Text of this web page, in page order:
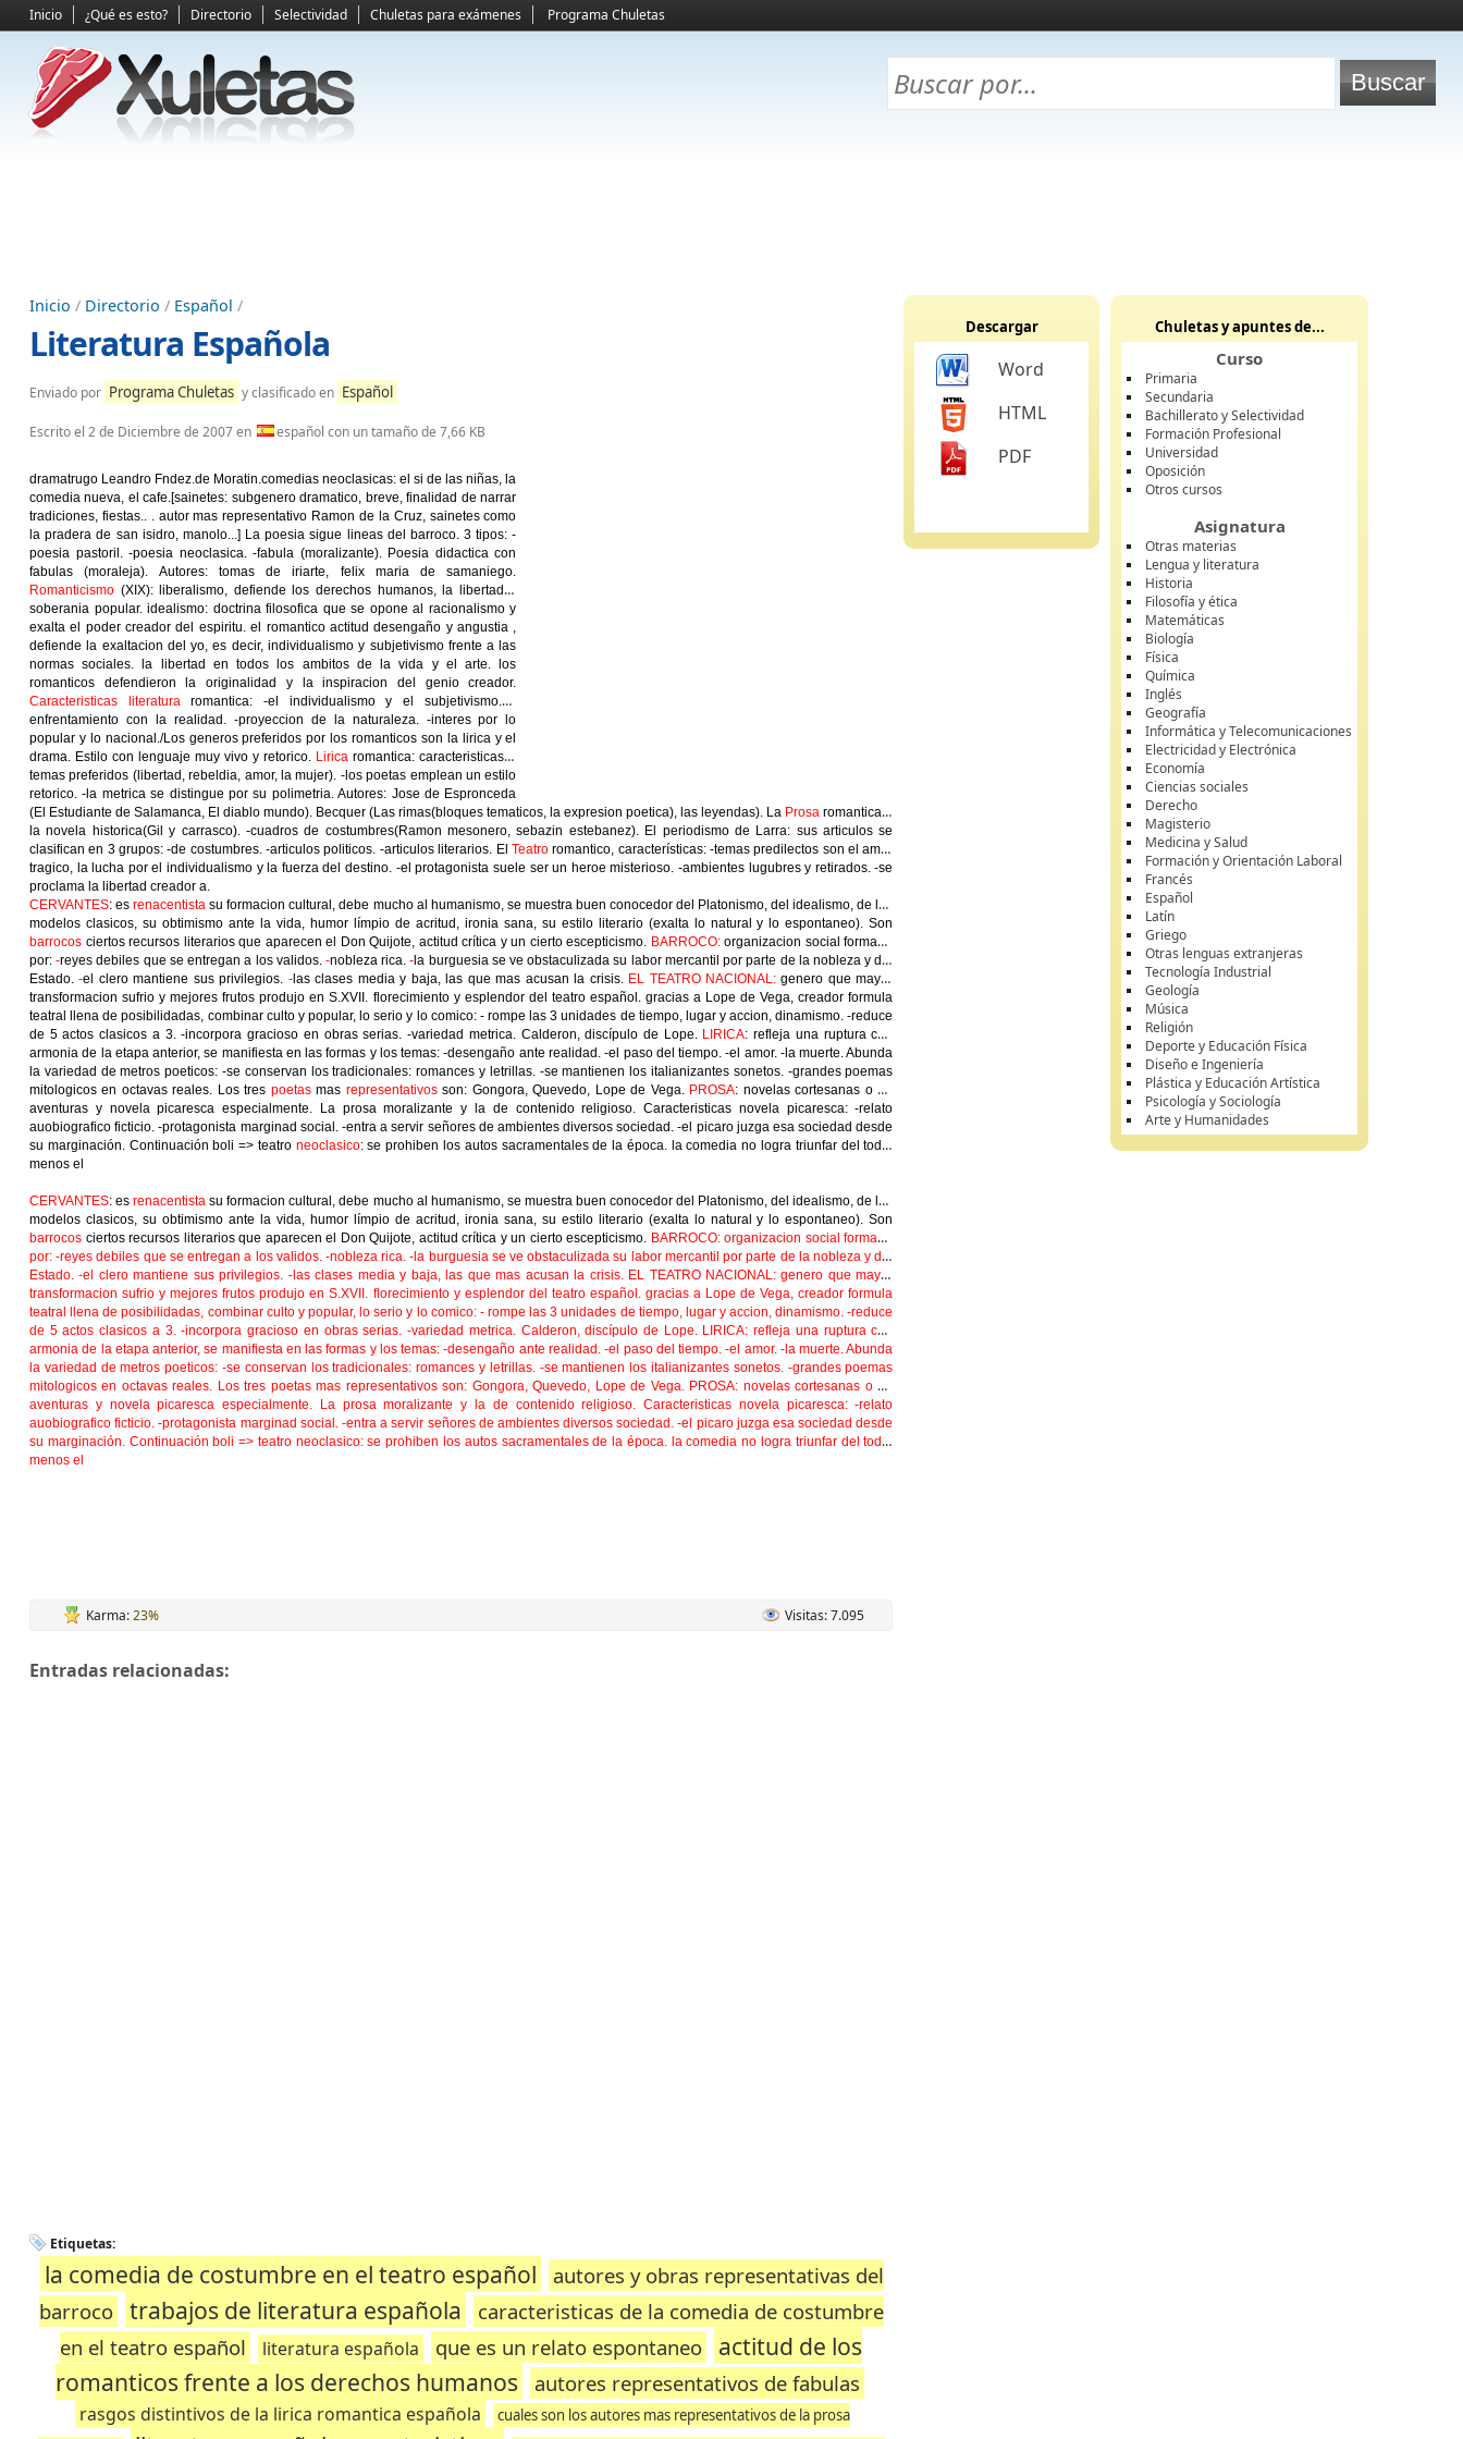
Inicio ¿Qué es esto? Directorio Selectividad Chuletas para exámenes Programa Chuletas
Inicio / Directorio / Español /
Literatura Española
Enviado por Programa Chuletas y clasificado en Español
Escrito el 2 de Diciembre de 2007en español con un tamaño de 7,66 KB
dramatrugo Leandro Fndez.de Moratin.comedias neoclasicas: el si de las niñas, la
comedia nueva, el cafe.[sainetes: subgenero dramatico, breve, finalidad de narrar
tradiciones, fiestas.. . autor mas representativo Ramon de la Cruz, sainetes como
la pradera de san isidro, manolo...] La poesia sigue lineas del barroco. 3 tipos: -
poesia pastoril. -poesia neoclasica. -fabula (moralizante). Poesia didactica con
fabulas (moraleja). Autores: tomas de iriarte, felix maria de samaniego.
Romanticismo (XIX): liberalismo, defiende los derechos humanos, la libertad y
soberania popular. idealismo: doctrina filosofica que se opone al racionalismo y
exalta el poder creador del espiritu. el romantico actitud desengaño y angustia ,
defiende la exaltacion del yo, es decir, individualismo y subjetivismo frente a las
normas sociales. la libertad en todos los ambitos de la vida y el arte. los
romanticos defendieron la originalidad y la inspiracion del genio creador.
Caracteristicas literaturaromantica: -el individualismo y el subjetivismo. -
enfrentamiento con la realidad. -proyeccion de la naturaleza. -interes por lo
popular y lo nacional./Los generos preferidos por los romanticos son la lirica y el
drama. Estilo con lenguaje muy vivo y retorico. Liricaromantica: caracteristicas: -
temas preferidos (libertad, rebeldia, amor, la mujer). -los poetas emplean un estilo
retorico. -la metrica se distingue por su polimetria. Autores: Jose de Espronceda
(El Estudiante de Salamanca, El diablo mundo). Becquer (Las rimas(bloques tematicos, la expresion poetica), las leyendas). La Prosaromantica: -
la novela historica(Gil y carrasco). -cuadros de costumbres(Ramon mesonero, sebazin estebanez). El periodismo de Larra: sus articulos se
clasifican en 3 grupos: -de costumbres. -articulos politicos. -articulos literarios. El Teatroromantico, características: -temas predilectos son el amor
tragico, la lucha por el individualismo y la fuerza del destino. -el protagonista suele ser un heroe misterioso. -ambientes lugubres y retirados. -se
proclama la libertad creador a.
CERVANTES: esrenacentistasu formacion cultural, debe mucho al humanismo, se muestra buen conocedor del Platonismo, del idealismo, de los
modelos clasicos, su obtimismo ante la vida, humor límpio de acritud, ironia sana, su estilo literario (exalta lo natural y lo espontaneo). Son
barrocos ciertos recursos literarios que aparecen el Don Quijote, actitud crítica y un cierto escepticismo. BARROCO:organizacion social formada
por:-reyes debiles que se entregan a los validos. -nobleza rica.- la burguesia se ve obstaculizada su labor mercantil por parte de la nobleza y del
Estado.-el clero mantiene sus privilegios. -las clases media y baja, las que mas acusan la crisis. EL TEATRO NACIONAL:genero que mayor
transformacion sufrio y mejores frutos produjo en S.XVII. florecimiento y esplendor del teatro español. gracias a Lope de Vega, creador formula
teatral llena de posibilidadas, combinar culto y popular, lo serio y lo comico: - rompe las 3 unidades de tiempo, lugar y accion, dinamismo. -reduce
de 5 actos clasicos a 3. -incorpora gracioso en obras serias. -variedad metrica. Calderon, discípulo de Lope. LIRICA: refleja una ruptura con
armonia de la etapa anterior, se manifiesta en las formas y los temas: -desengaño ante realidad. -el paso del tiempo. -el amor. -la muerte. Abunda
la variedad de metros poeticos: -se conservan los tradicionales: romances y letrillas. -se mantienen los italianizantes sonetos. -grandes poemas
mitologicos en octavas reales. Los tres poetasmas representativosson: Gongora, Quevedo, Lope de Vega. PROSA: novelas cortesanas o de
aventuras y novela picaresca especialmente. La prosa moralizante y la de contenido religioso. Caracteristicas novela picaresca: -relato
auobiografico ficticio. -protagonista marginad social. -entra a servir señores de ambientes diversos sociedad. -el picaro juzga esa sociedad desde
su marginación. Continuación boli => teatro neoclasico: se prohiben los autos sacramentales de la época. la comedia no logra triunfar del todo,
menos el
CERVANTES: esrenacentistasu formacion cultural, debe mucho al humanismo, se muestra buen conocedor del Platonismo, del idealismo, de los
modelos clasicos, su obtimismo ante la vida, humor límpio de acritud, ironia sana, su estilo literario (exalta lo natural y lo espontaneo). Son
barrocos ciertos recursos literarios que aparecen el Don Quijote, actitud crítica y un cierto escepticismo. BARROCO:organizacion social formada
por:-reyes debiles que se entregan a los validos. -nobleza rica.- la burguesia se ve obstaculizada su labor mercantil por parte de la nobleza y del
Estado.-el clero mantiene sus privilegios. -las clases media y baja, las que mas acusan la crisis. EL TEATRO NACIONAL:genero que mayor
transformacion sufrio y mejores frutos produjo en S.XVII. florecimiento y esplendor del teatro español. gracias a Lope de Vega, creador formula
teatral llena de posibilidadas, combinar culto y popular, lo serio y lo comico: - rompe las 3 unidades de tiempo, lugar y accion, dinamismo. -reduce
de 5 actos clasicos a 3. -incorpora gracioso en obras serias. -variedad metrica. Calderon, discípulo de Lope. LIRICA: refleja una ruptura con
armonia de la etapa anterior, se manifiesta en las formas y los temas: -desengaño ante realidad. -el paso del tiempo. -el amor. -la muerte. Abunda
la variedad de metros poeticos: -se conservan los tradicionales: romances y letrillas. -se mantienen los italianizantes sonetos. -grandes poemas
mitologicos en octavas reales. Los tres poetasmas representativosson: Gongora, Quevedo, Lope de Vega. PROSA: novelas cortesanas o de
aventuras y novela picaresca especialmente. La prosa moralizante y la de contenido religioso. Caracteristicas novela picaresca: -relato
auobiografico ficticio. -protagonista marginad social. -entra a servir señores de ambientes diversos sociedad. -el picaro juzga esa sociedad desde
su marginación. Continuación boli => teatro neoclasico: se prohiben los autos sacramentales de la época. la comedia no logra triunfar del todo,
menos el
Karma:23% Visitas: 7.095
Entradas relacionadas:
Etiquetas:
la comedia de costumbre en el teatro español
autores y obras representativas del
barroco
trabajos de literatura española
caracteristicas de la comedia de costumbre
en el teatro español
literatura española que es un relato espontaneo
actitud de los
romanticos frente a los derechos humanos
autores representativos de fabulas
rasgos distintivos de la lirica romantica española cuales son los autores mas representativos de la prosa
Descargar
Word
HTML
PDF
Chuletas y apuntes de...
Curso
Primaria
Secundaria
Bachillerato y Selectividad
Formación Profesional
Universidad
Oposición
Otros cursos
Asignatura
Otras materias
Lengua y literatura
Historia
Filosofía y ética
Matemáticas
Biología
Física
Química
Inglés
Geografía
Informática y Telecomunicaciones
Electricidad y Electrónica
Economía
Ciencias sociales
Derecho
Magisterio
Medicina y Salud
Formación y Orientación Laboral
Francés
Español
Latín
Griego
Otras lenguas extranjeras
Tecnología Industrial
Geología
Música
Religión
Deporte y Educación Física
Diseño e Ingeniería
Plástica y Educación Artística
Psicología y Sociología
Arte y Humanidades